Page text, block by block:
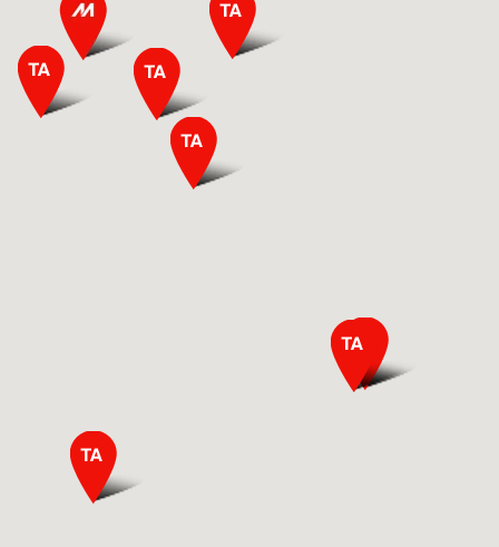
+390705292281
Mimaki Bompan Textile